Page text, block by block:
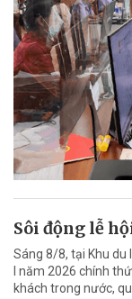
Sôi động lễ
Sáng 8/8, tại Khu du
I năm 2026 chính
khách trong nước,